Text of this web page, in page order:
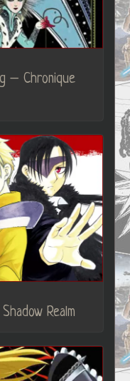
– Chronique
Realm